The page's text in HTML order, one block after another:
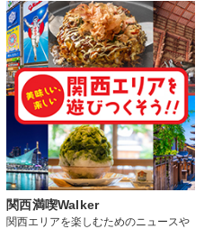
関西満喫Walker
関西エリアを楽しむためのニュースや